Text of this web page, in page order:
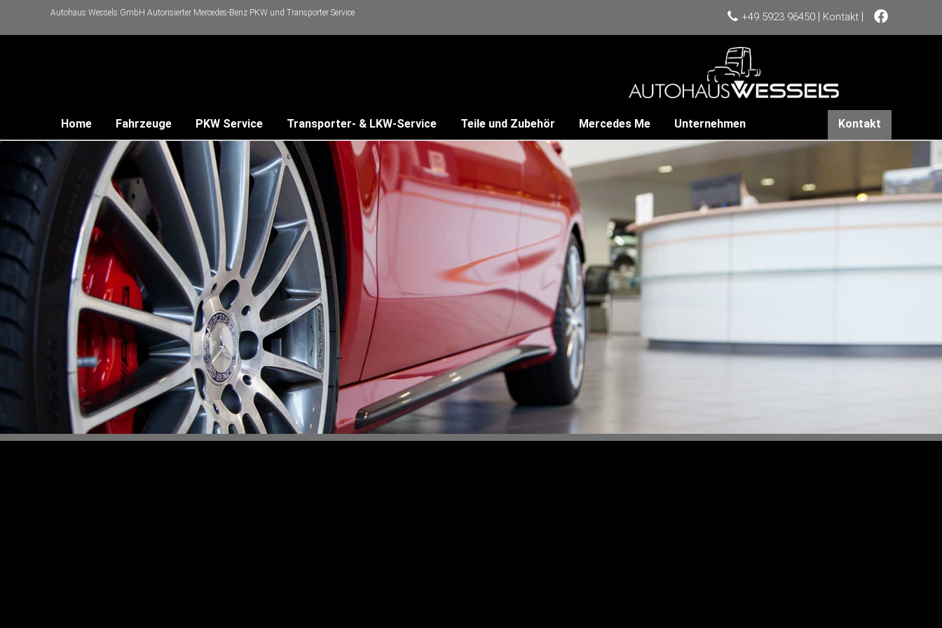
Autohaus Wessels GmbH Autorisierter Mercedes-Benz PKW und Transporter Service +49 5923 96450 | Kontakt |
Home Fahrzeuge PKW Service Transporter- & LKW-Service Teile und Zubehör Mercedes Me Unternehmen Kontakt